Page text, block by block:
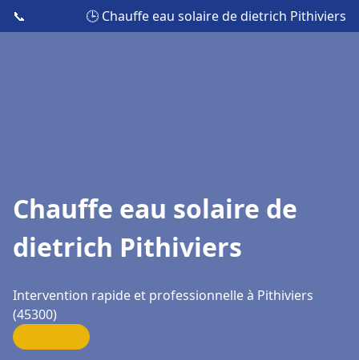
📞 🕒 Chauffe eau solaire de dietrich Pithiviers
Chauffe eau solaire de
dietrich Pithiviers
Intervention rapide et professionnelle à Pithiviers
(45300)